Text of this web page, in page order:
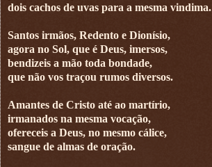
dois cachos de uvas para a mesma vindima.
Santos irmãos, Redento e Dionísio,
agora no Sol, que é Deus, imersos,
bendizeis a mão toda bondade,
que não vos traçou rumos diversos.
Amantes de Cristo até ao martírio,
irmanados na mesma vocação,
ofereceis a Deus, no mesmo cálice,
sangue de almas de oração.